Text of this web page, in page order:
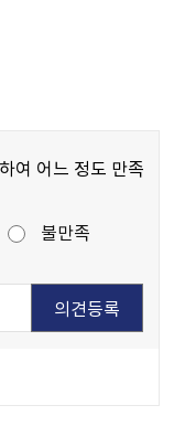
여 어느 정도 만족
불만족